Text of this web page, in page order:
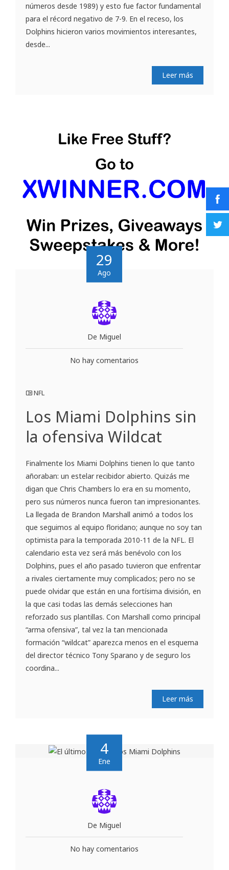
números desde 1989) y esto fue factor fundamental
para el récord negativo de 7-9. En el receso, los
Dolphins hicieron varios movimientos interesantes,
desde...
Leer más
29
Ago
De Miguel
No hay comentarios
NFL
Los Miami Dolphins sin
la ofensiva Wildcat
Finalmente los Miami Dolphins tienen lo que tanto
añoraban: un estelar recibidor abierto. Quizás me
digan que Chris Chambers lo era en su momento,
pero sus números nunca fueron tan impresionantes.
La llegada de Brandon Marshall animó a todos los
que seguimos al equipo floridano; aunque no soy tan
optimista para la temporada 2010-11 de la NFL. El
calendario esta vez será más benévolo con los
Dolphins, pues el año pasado tuvieron que enfrentar
a rivales ciertamente muy complicados; pero no se
puede olvidar que están en una fortísima división, en
la que casi todas las demás selecciones han
reforzado sus plantillas. Con Marshall como principal
“arma ofensiva”, tal vez la tan mencionada
formación “wildcat” aparezca menos en el esquema
del director técnico Tony Sparano y de seguro los
coordina...
Leer más
4
Ene
De Miguel
No hay comentarios